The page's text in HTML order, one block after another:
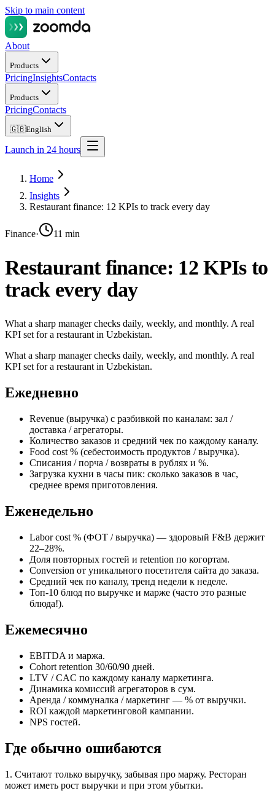
Skip to main content
About
Products
PricingInsightsContacts
Products
PricingContacts
🇬🇧English
Launch in 24 hours
Home
Insights
Restaurant finance: 12 KPIs to track every day
Finance· 11 min
Restaurant finance: 12 KPIs to
track every day
What a sharp manager checks daily, weekly, and monthly. A real
KPI set for a restaurant in Uzbekistan.
What a sharp manager checks daily, weekly, and monthly. A real
KPI set for a restaurant in Uzbekistan.
Ежедневно
Revenue (выручка) с разбивкой по каналам: зал /
доставка / агрегаторы.
Количество заказов и средний чек по каждому каналу.
Food cost % (себестоимость продуктов / выручка).
Списания / порча / возвраты в рублях и %.
Загрузка кухни в часы пик: сколько заказов в час,
среднее время приготовления.
Еженедельно
Labor cost % (ФОТ / выручка) — здоровый F&B держит
22–28%.
Доля повторных гостей и retention по когортам.
Conversion от уникального посетителя сайта до заказа.
Средний чек по каналу, тренд недели к неделе.
Топ-10 блюд по выручке и марже (часто это разные
блюда!).
Ежемесячно
EBITDA и маржа.
Cohort retention 30/60/90 дней.
LTV / CAC по каждому каналу маркетинга.
Динамика комиссий агрегаторов в сум.
Аренда / коммуналка / маркетинг — % от выручки.
ROI каждой маркетинговой кампании.
NPS гостей.
Где обычно ошибаются
1. Считают только выручку, забывая про маржу. Ресторан
может иметь рост выручки и при этом убытки.